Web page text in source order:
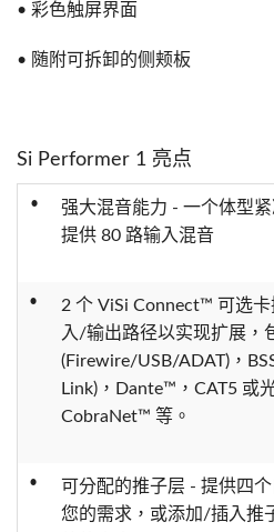
• 彩色触屏界面
• 随附可拆卸的侧颊板
Si Performer 1 亮点
•
强大混音能力 - 一个体型
提供 80 路输入混音
•
2 个 ViSi Connect™ 可选
入/输出路径以实现扩展，
(Firewire/USB/ADAT)，
Link)，Dante™，CAT5 或
CobraNet™ 等。
•
可分配的推子层 - 提供四
您的需求，或添加/插入推